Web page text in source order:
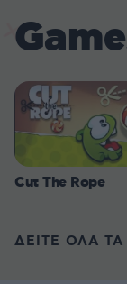
Cut The Rope
ΔΕΙΤΕ ΟΛΑ ΤΑ